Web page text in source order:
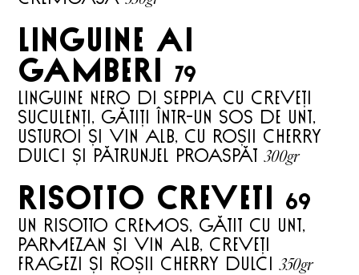
LINGUINE AI
GAMBERI 79
LINGUINE NERO DI SEPPIA CU CREVEȚI
SUCULENȚI, GĂTIȚI ÎNTR-UN SOS DE UNT,
USTUROI ȘI VIN ALB, CU ROȘII CHERRY
DULCI ȘI PĂTRUNJEL PROASPĂT 300gr
RISOTTO CREVETI 69
UN RISOTTO CREMOS, GĂTIT CU UNT,
PARMEZAN ȘI VIN ALB, CREVEȚI
FRAGEZI ȘI ROȘII CHERRY DULCI
350gr